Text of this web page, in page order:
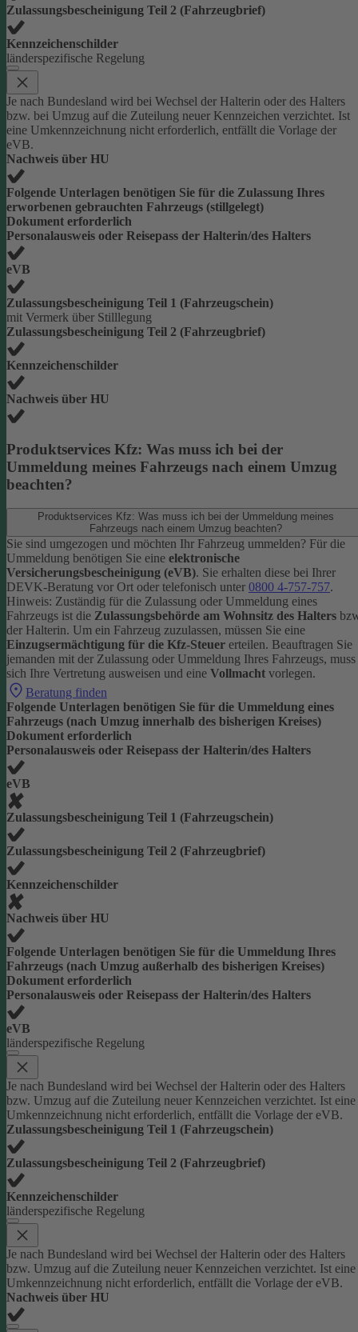
Zulassungsbescheinigung Teil 2 (Fahrzeugbrief)
Kennzeichenschilder
länderspezifische Regelung
Je nach Bundesland wird bei Wechsel der Halterin oder des Halters
bzw. bei Umzug auf die Zuteilung neuer Kennzeichen verzichtet. Ist
eine Umkennzeichnung nicht erforderlich, entfällt die Vorlage der
eVB.
Nachweis über HU
Folgende Unterlagen benötigen Sie für die Zulassung Ihres
erworbenen gebrauchten Fahrzeugs (stillgelegt)
Dokument erforderlich
Personalausweis oder Reisepass der Halterin/des Halters
eVB
Zulassungsbescheinigung Teil 1 (Fahrzeugschein)
mit Vermerk über Stilllegung
Zulassungsbescheinigung Teil 2 (Fahrzeugbrief)
Kennzeichenschilder
Nachweis über HU
Produktservices Kfz: Was muss ich bei der
Ummeldung meines Fahrzeugs nach einem Umzug
beachten?
Produktservices Kfz: Was muss ich bei der Ummeldung meines
Fahrzeugs nach einem Umzug beachten?
Sie sind umgezogen und möchten Ihr Fahrzeug ummelden? Für die
Ummeldung benötigen Sie eine elektronische
Versicherungsbescheinigung (eVB). Sie erhalten diese bei Ihrer
DEVK-Beratung vor Ort oder telefonisch unter 0800 4-757-757.
Hinweis: Zuständig für die Zulassung oder Ummeldung eines
Fahrzeugs ist die Zulassungsbehörde am Wohnsitz des Halters
der Halterin. Um ein Fahrzeug zuzulassen, müssen Sie eine
Einzugsermächtigung für die Kfz-Steuer erteilen. Beauftragen Sie
jemanden mit der Zulassung oder Ummeldung Ihres Fahrzeugs, muss
sich Ihre Vertretung ausweisen und eine Vollmacht vorlegen.
Beratung finden
Folgende Unterlagen benötigen Sie für die Ummeldung eines
Fahrzeugs (nach Umzug innerhalb des bisherigen Kreises)
Dokument erforderlich
Personalausweis oder Reisepass der Halterin/des Halters
eVB
Zulassungsbescheinigung Teil 1 (Fahrzeugschein)
Zulassungsbescheinigung Teil 2 (Fahrzeugbrief)
Kennzeichenschilder
Nachweis über HU
Folgende Unterlagen benötigen Sie für die Ummeldung Ihres
Fahrzeugs (nach Umzug außerhalb des bisherigen Kreises)
Dokument erforderlich
Personalausweis oder Reisepass der Halterin/des Halters
eVB
länderspezifische Regelung
Je nach Bundesland wird bei Wechsel der Halterin oder des Halters
bzw. Umzug auf die Zuteilung neuer Kennzeichen verzichtet. Ist eine
Umkennzeichnung nicht erforderlich, entfällt die Vorlage der eVB.
Zulassungsbescheinigung Teil 1 (Fahrzeugschein)
Zulassungsbescheinigung Teil 2 (Fahrzeugbrief)
Kennzeichenschilder
länderspezifische Regelung
Je nach Bundesland wird bei Wechsel der Halterin oder des Halters
bzw. Umzug auf die Zuteilung neuer Kennzeichen verzichtet. Ist eine
Umkennzeichnung nicht erforderlich, entfällt die Vorlage der eVB.
Nachweis über HU